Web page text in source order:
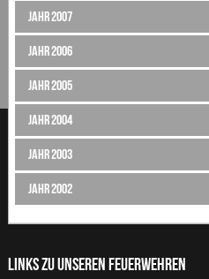
Jahr 2007
Jahr 2006
Jahr 2005
Jahr 2004
Jahr 2003
Jahr 2002
LINKS ZU UNSEREN FEUERWEHREN